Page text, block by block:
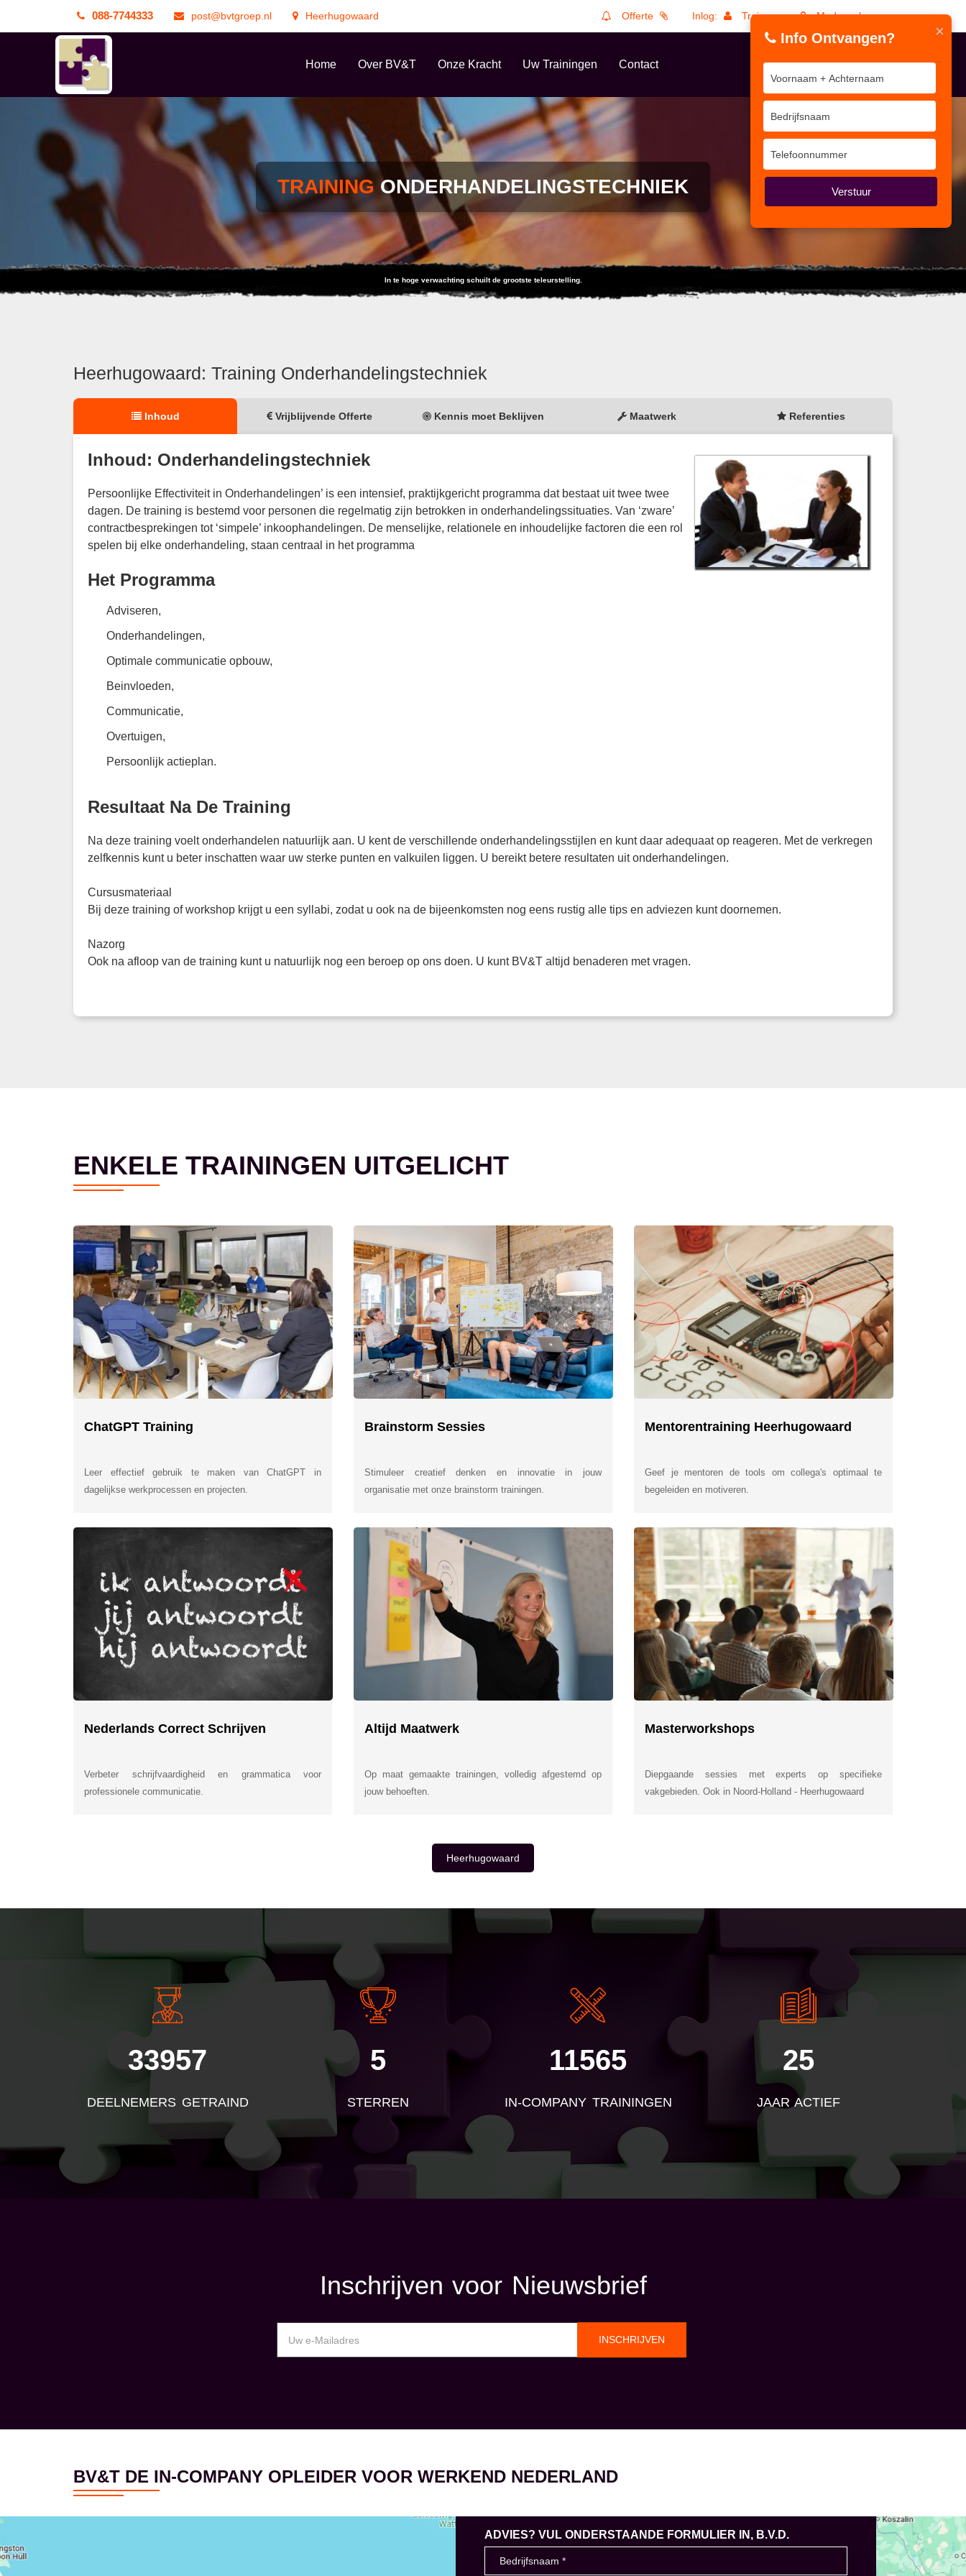
088-7744333 post@bvtgroep.nl Heerhugowaard Offerte Inlog: Trainers Medewerkers
Home Over BV&T Onze Kracht Uw Trainingen Contact
TRAINING ONDERHANDELINGSTECHNIEK
In te hoge verwachting schuilt de grootste teleurstelling.
Heerhugowaard: Training Onderhandelingstechniek
Inhoud Vrijblijvende Offerte Kennis moet Beklijven Maatwerk Referenties
Inhoud: Onderhandelingstechniek
Persoonlijke Effectiviteit in Onderhandelingen’ is een intensief, praktijkgericht programma dat bestaat uit twee twee
dagen. De training is bestemd voor personen die regelmatig zijn betrokken in onderhandelingssituaties. Van ‘zware’
contractbesprekingen tot ‘simpele’ inkoophandelingen. De menselijke, relationele en inhoudelijke factoren die een rol
spelen bij elke onderhandeling, staan centraal in het programma
Het Programma
Adviseren,
Onderhandelingen,
Optimale communicatie opbouw,
Beinvloeden,
Communicatie,
Overtuigen,
Persoonlijk actieplan.
Resultaat Na De Training
Na deze training voelt onderhandelen natuurlijk aan. U kent de verschillende onderhandelingsstijlen en kunt daar adequaat op reageren. Met de verkregen
zelfkennis kunt u beter inschatten waar uw sterke punten en valkuilen liggen. U bereikt betere resultaten uit onderhandelingen.
Cursusmateriaal
Bij deze training of workshop krijgt u een syllabi, zodat u ook na de bijeenkomsten nog eens rustig alle tips en adviezen kunt doornemen.
Nazorg
Ook na afloop van de training kunt u natuurlijk nog een beroep op ons doen. U kunt BV&T altijd benaderen met vragen.
ENKELE TRAININGEN UITGELICHT
ChatGPT Training
Leer effectief gebruik te maken van ChatGPT in
dagelijkse werkprocessen en projecten.
Brainstorm Sessies
Stimuleer creatief denken en innovatie in jouw
organisatie met onze brainstorm trainingen.
Mentorentraining Heerhugowaard
Geef je mentoren de tools om collega's optimaal te
begeleiden en motiveren.
Nederlands Correct Schrijven
Verbeter schrijfvaardigheid en grammatica voor
professionele communicatie.
Altijd Maatwerk
Op maat gemaakte trainingen, volledig afgestemd op
jouw behoeften.
Masterworkshops
Diepgaande sessies met experts op specifieke
vakgebieden. Ook in Noord-Holland - Heerhugowaard
Heerhugowaard
33957
DEELNEMERS GETRAIND
5
STERREN
11565
IN-COMPANY TRAININGEN
25
JAAR ACTIEF
Inschrijven voor Nieuwsbrief
INSCHRIJVEN
BV&T DE IN-COMPANY OPLEIDER VOOR WERKEND NEDERLAND
ADVIES? VUL ONDERSTAANDE FORMULIER IN, B.V.D.
×
Info Ontvangen?
Verstuur